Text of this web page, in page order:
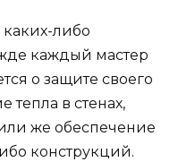
либо
каждый мастер
о защите своего
тепла в стенах,
же обеспечение
конструкций.